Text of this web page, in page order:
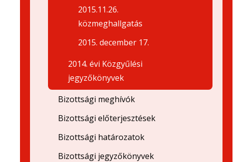
2015.11.26.
közmeghallgatás
2015. december 17.
2014. évi Közgyűlési
jegyzőkönyvek
Bizottsági meghívók
Bizottsági előterjesztések
Bizottsági határozatok
Bizottsági jegyzőkönyvek